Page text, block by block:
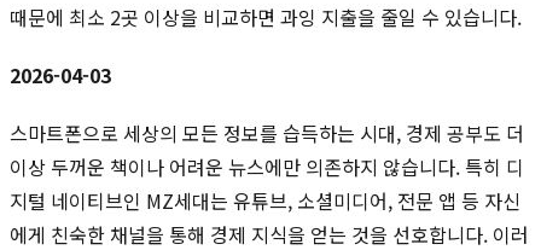
때문에 최소 2곳 이상을 비교하면 과잉 지출을 줄일 수 있습니다.
2026-04-03
스마트폰으로 세상의 모든 정보를 습득하는 시대, 경제 공부도 더
이상 두꺼운 책이나 어려운 뉴스에만 의존하지 않습니다. 특히 디
지털 네이티브인 MZ세대는 유튜브, 소셜미디어, 전문 앱 등 자신
에게 친숙한 채널을 통해 경제 지식을 얻는 것을 선호합니다. 이러